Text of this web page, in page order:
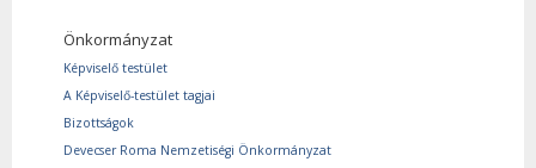
Önkormányzat
Képviselő testület
A Képviselő-testület tagjai
Bizottságok
Devecser Roma Nemzetiségi Önkormányzat